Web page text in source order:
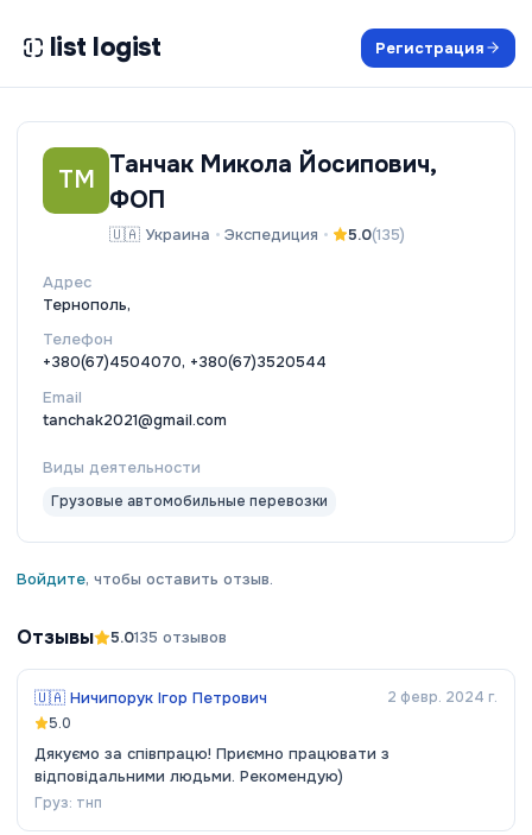
list logist Регистрация
ТМ
Танчак Микола Йосипович,
ФОП
🇺🇦 Украина • Экспедиция • 5.0(135)
Адрес
Тернополь,
Телефон
+380(67)4504070, +380(67)3520544
Email
tanchak2021@gmail.com
Виды деятельности
Грузовые автомобильные перевозки
Войдите, чтобы оставить отзыв.
Отзывы 5.0135 отзывов
🇺🇦 Ничипорук Ігор Петрович
2 февр. 2024 г.
5.0
Дякуємо за співпрацю! Приємно працювати з
відповідальними людьми. Рекомендую)
Груз: тнп